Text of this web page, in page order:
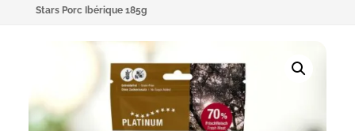
Stars Porc Ibérique 185g